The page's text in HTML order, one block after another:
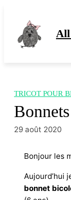
contenu
TRICOT POUR
29 août 2020
Bonjour les
Aujourd’hui
bonnet